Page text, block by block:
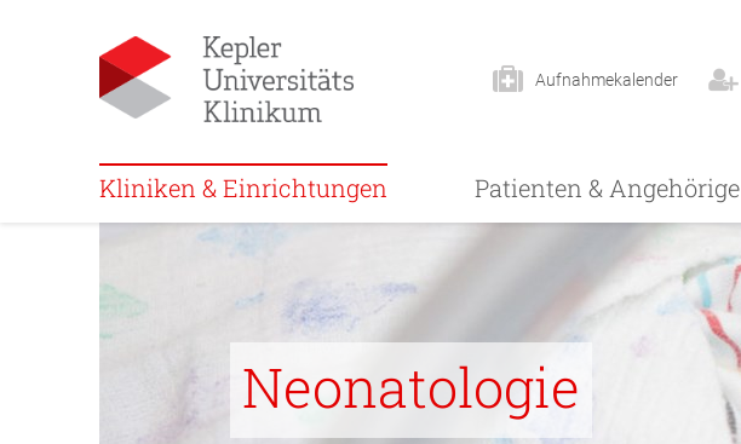
Aufnahmekalender
Kliniken & Einrichtungen Patienten & Angehörige
Neonatologie